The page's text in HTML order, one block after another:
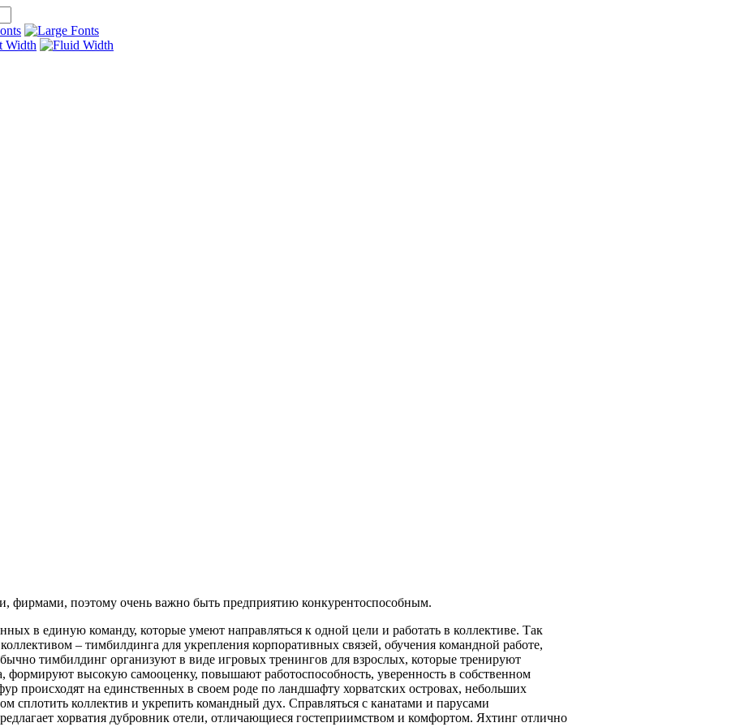
поэтому очень важно быть предприятию конкурентоспособным.
в единую команду, которые умеют направляться к одной цели и работать в коллективе. Так
– тимбилдинга для укрепления корпоративных связей, обучения командной работе,
тимбилдинг организуют в виде игровых тренингов для взрослых, которые тренируют
формируют высокую самооценку, повышают работоспособность, уверенность в собственном
происходят на единственных в своем роде по ландшафту хорватских островах, небольших
сплотить коллектив и укрепить командный дух. Справляться с канатами и парусами
хорватия дубровник отели, отличающиеся гостеприимством и комфортом. Яхтинг отлично